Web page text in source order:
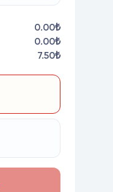
0.00₺
0.00₺
7.50₺